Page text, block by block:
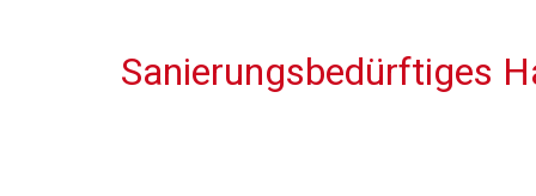
Sanierungsbedürftiges